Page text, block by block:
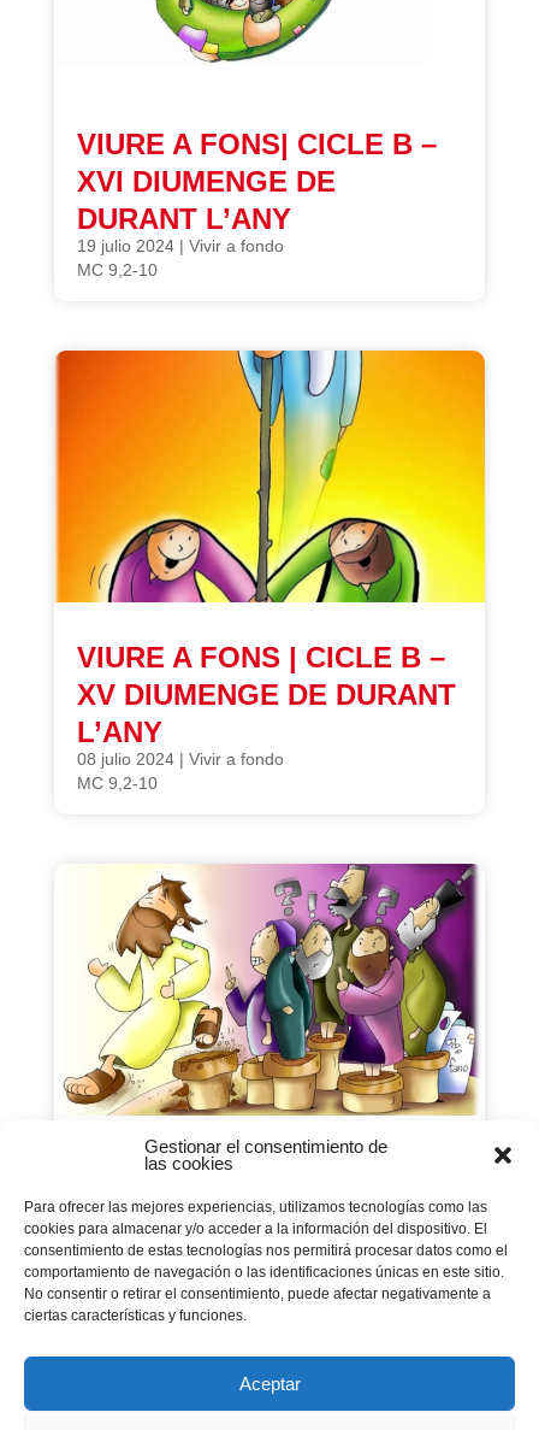
Gestionar el consentimiento de
las cookies
Para ofrecer las mejores experiencias, utilizamos tecnologías como las
cookies para almacenar y/o acceder a la información del dispositivo. El
consentimiento de estas tecnologías nos permitirá procesar datos como el
comportamiento de navegación o las identificaciones únicas en este sitio.
No consentir o retirar el consentimiento, puede afectar negativamente a
ciertas características y funciones.
Aceptar
VIURE A FONS| CICLE B –
XVI DIUMENGE DE
DURANT L’ANY
19 julio 2024| Vivir a fondo
MC 9,2-10
VIURE A FONS | CICLE B –
XV DIUMENGE DE DURANT
L’ANY
08 julio 2024| Vivir a fondo
MC 9,2-10
VIURE A FONS | CICLE B –
XIV DIUMENGE DE
DURANT L’ANY
01 julio 2024|Vivir a fondo
MC 9,2-10
Página 1 de 21